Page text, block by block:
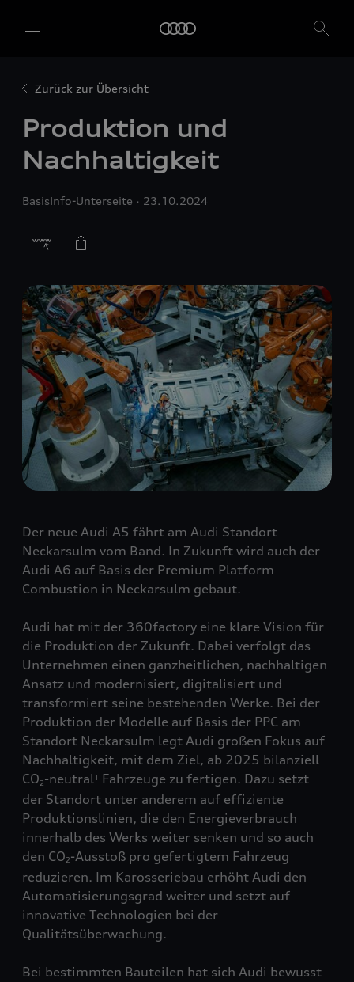
Produktion und
Nachhaltigkeit
Zurück zur Übersicht
BasisInfo-Unterseite 23.10.2024
Der neue Audi A5 fährt am Audi Standort
Neckarsulm vom Band. In Zukunft wird auch der
Audi A6 auf Basis der Premium Platform
Combustion in Neckarsulm gebaut.
Audi hat mit der 360factory eine klare Vision für
die Produktion der Zukunft. Dabei verfolgt das
Unternehmen einen ganzheitlichen, nachhaltigen
Ansatz und modernisiert, digitalisiert und
transformiert seine bestehenden Werke. Bei der
Produktion der Modelle auf Basis der PPC am
Standort Neckarsulm legt Audi großen Fokus auf
Nachhaltigkeit, mit dem Ziel, ab 2025 bilanziell
CO2-neutral1
Fahrzeuge zu fertigen. Dazu setzt
der Standort unter anderem auf effiziente
Produktionslinien, die den Energieverbrauch
innerhalb des Werks weiter senken und so auch
den CO2-Ausstoß pro gefertigtem Fahrzeug
reduzieren. Im Karosseriebau erhöht Audi den
Automatisierungsgrad weiter und setzt auf
innovative Technologien bei der
Qualitätsüberwachung.
Bei bestimmten Bauteilen hat sich Audi bewusst